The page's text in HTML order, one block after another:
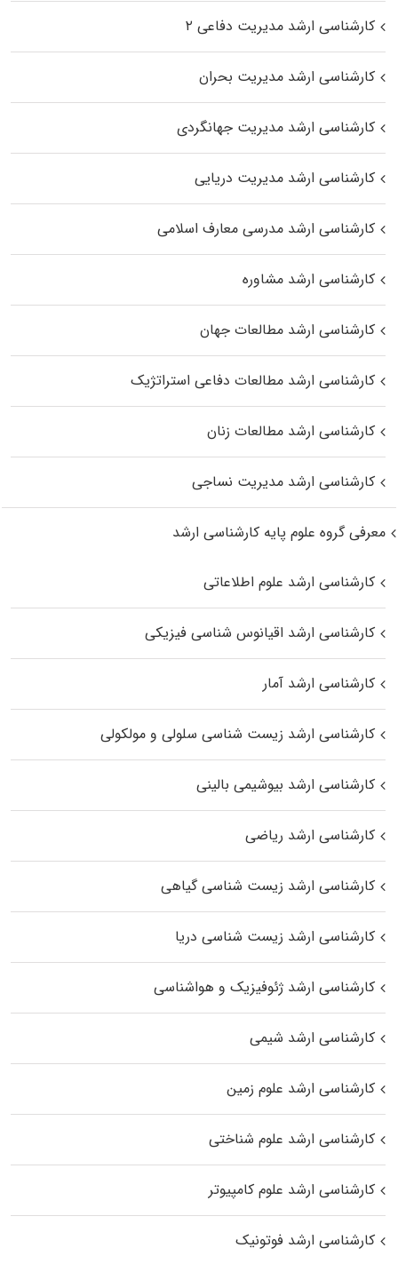
کارشناسی ارشد مدیریت دفاعی ۲
کارشناسی ارشد مدیریت بحران
کارشناسی ارشد مدیریت جهانگردی
کارشناسی ارشد مدیریت دریایی
کارشناسی ارشد مدرسی معارف اسلامی
کارشناسی ارشد مشاوره
کارشناسی ارشد مطالعات جهان
کارشناسی ارشد مطالعات دفاعی استراتژیک
کارشناسی ارشد مطالعات زنان
کارشناسی ارشد مدیریت نساجی
معرفی گروه علوم پایه کارشناسی ارشد
کارشناسی ارشد علوم اطلاعاتی
کارشناسی ارشد اقیانوس‌ شناسی فیزیکی
کارشناسی ارشد آمار
کارشناسی ارشد زیست شناسی سلولی و مولکولی
کارشناسی ارشد بیوشیمی بالینی
کارشناسی ارشد ریاضی
کارشناسی ارشد زیست‌ شناسی گیاهی
کارشناسی ارشد زیست‌ شناسی دریا
کارشناسی ارشد ژئوفیزیک و هواشناسی
کارشناسی ارشد شیمی
کارشناسی ارشد علوم زمین
کارشناسی ارشد علوم شناختی
کارشناسی ارشد علوم کامپیوتر
کارشناسی ارشد فوتونیک